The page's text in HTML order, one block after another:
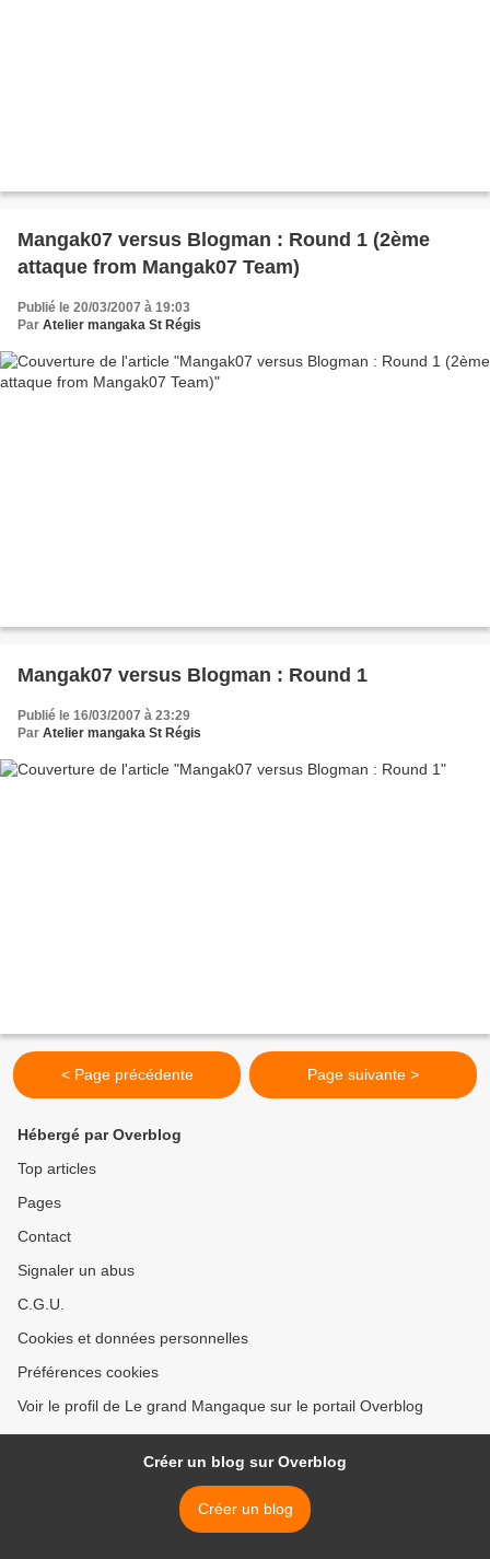
Mangak07 versus Blogman : Round 1 (2ème
attaque from Mangak07 Team)
Publié le 20/03/2007 à 19:03
Par Atelier mangaka St Régis
Mangak07 versus Blogman : Round 1
Publié le 16/03/2007 à 23:29
Par Atelier mangaka St Régis
< Page précédente Page suivante >
Hébergé par Overblog
Top articles
Pages
Contact
Signaler un abus
C.G.U.
Cookies et données personnelles
Préférences cookies
Voir le profil de Le grand Mangaque sur le portail Overblog
Créer un blog sur Overblog
Créer un blog